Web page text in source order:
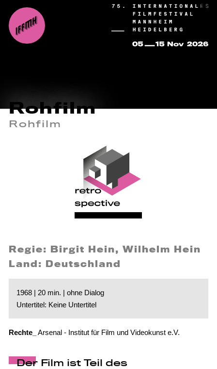
Rohfilm
Rohfilm
Regie: Birgit Hein, Wilhelm Hein
Land: Deutschland
1968 | 20 min. | ohne Dialog
Untertitel: Keine Untertitel
Rechte_ Arsenal - Institut für Film und Videokunst e.V.
Der Film ist Teil des